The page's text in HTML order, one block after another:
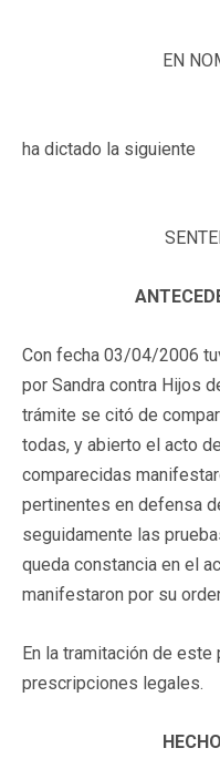
EN
ha dictado la siguiente
Con fecha 03/04/2006
por Sandra contra Hijos
trámite se citó de
todas, y abierto el acto
comparecidas
pertinentes en defensa
seguidamente las
queda constancia en el
manifestaron por su
En la tramitación de
prescripciones legales.